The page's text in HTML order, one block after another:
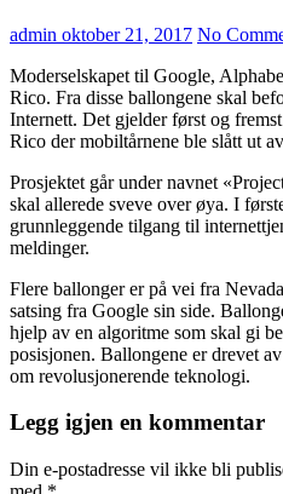
admin oktober 21, 2017 No
Moderselskapet til Google,
Rico. Fra disse ballongene skal
Internett. Det gjelder først og
Rico der mobiltårnene ble slått ut
Prosjektet går under navnet
skal allerede sveve over øya. I
grunnleggende tilgang til
meldinger.
Flere ballonger er på vei fra
satsing fra Google sin side.
hjelp av en algoritme som skal gi
posisjonen. Ballongene er drevet
om revolusjonerende teknologi.
Legg igjen en kommentar
Din e-postadresse vil ikke bli